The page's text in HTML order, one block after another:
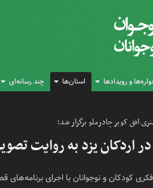
و رویدادها استان‌ها چند رسانه‌ای
افق کویر چادرملو برگزار شد؛
اردکان یزد به روایت
کانون پرورش فکری کودکان و نوجوانان با اجرای